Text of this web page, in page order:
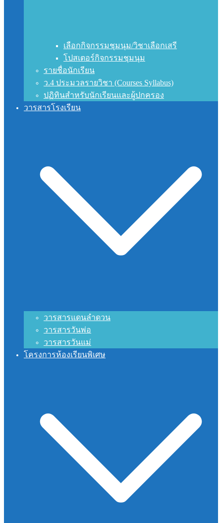
เลือกกิจกรรมชุมนุม/วิชาเลือกเสรี
โปสเตอร์กิจกรรมชุมนุม
รายชื่อนักเรียน
ว.4 ประมวลรายวิชา (Courses Syllabus)
ปฏิทินสำหรับนักเรียนและผู้ปกครอง
วารสารโรงเรียน
วารสารแดนลำดวน
วารสารวันพ่อ
วารสารวันแม่
โครงการห้องเรียนพิเศษ